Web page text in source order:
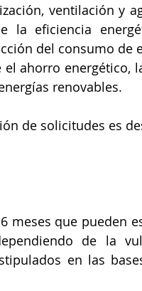
ventilación y
la eficiencia
del consumo de
ahorro energético,
renovables.
de solicitudes es
meses que pueden
de la
en las